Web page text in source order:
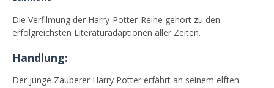
Die Verfilmung der Harry-Potter-Reihe gehört zu den
erfolgreichsten Literaturadaptionen aller Zeiten.
Handlung:
Der junge Zauberer Harry Potter erfährt an seinem elften